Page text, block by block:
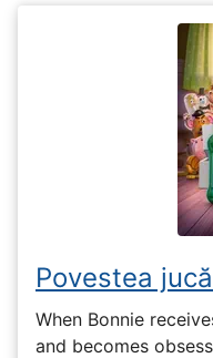
Povestea
When Bonnie
and becomes